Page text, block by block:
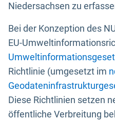
Niedersachsen zu
Bei der Konzeption des
EU-
Richtlinie (umgesetzt im
Diese Richtlinien setzen
öffentliche Verbreitung